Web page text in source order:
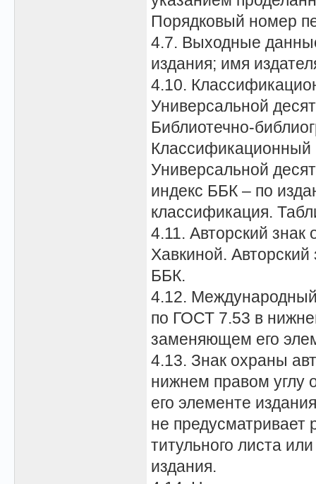
Порядковый номер
4.7. Выходные
издания; имя
4.10.
Универсальной
Библиотечно-
Классификационный
Универсальной
индекс ББК – по
классификация.
4.11. Авторский знак
Хавкиной.
ББК.
4.12.
по ГОСТ 7.53 в
заменяющем его
4.13. Знак охраны
нижнем правом углу
его элементе
не
титульного листа
издания.